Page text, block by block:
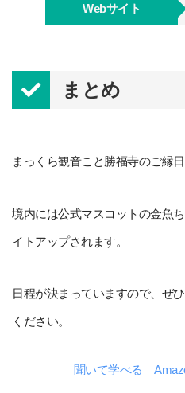
Webサイト
まとめ
まっくら観音こと勝福寺のご縁
境内には公式マスコットの金魚
イトアップされます。
日程が決まっていますので、ぜ
ください。
聞いて学べる